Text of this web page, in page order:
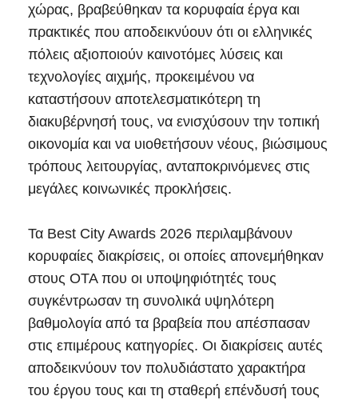
χώρας, βραβεύθηκαν τα κορυφαία έργα και
πρακτικές που αποδεικνύουν ότι οι ελληνικές
πόλεις αξιοποιούν καινοτόμες λύσεις και
τεχνολογίες αιχμής, προκειμένου να
καταστήσουν αποτελεσματικότερη τη
διακυβέρνησή τους, να ενισχύσουν την τοπική
οικονομία και να υιοθετήσουν νέους, βιώσιμους
τρόπους λειτουργίας, ανταποκρινόμενες στις
μεγάλες κοινωνικές προκλήσεις.
Τα Best City Awards 2026 περιλαμβάνουν
κορυφαίες διακρίσεις, οι οποίες απονεμήθηκαν
στους ΟΤΑ που οι υποψηφιότητές τους
συγκέντρωσαν τη συνολικά υψηλότερη
βαθμολογία από τα βραβεία που απέσπασαν
στις επιμέρους κατηγορίες. Οι διακρίσεις αυτές
αποδεικνύουν τον πολυδιάστατο χαρακτήρα
του έργου τους και τη σταθερή επένδυσή τους